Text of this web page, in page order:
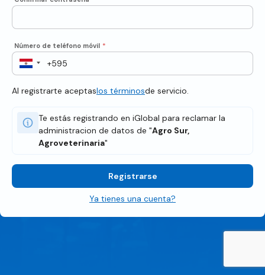
Número de teléfono móvil *
Al registrarte aceptaslos términosde servicio.
Te estás registrando en iGlobal para reclamar la
administracion de datos de "Agro Sur,
Agroveterinaria"
Registrarse
Ya tienes una cuenta?